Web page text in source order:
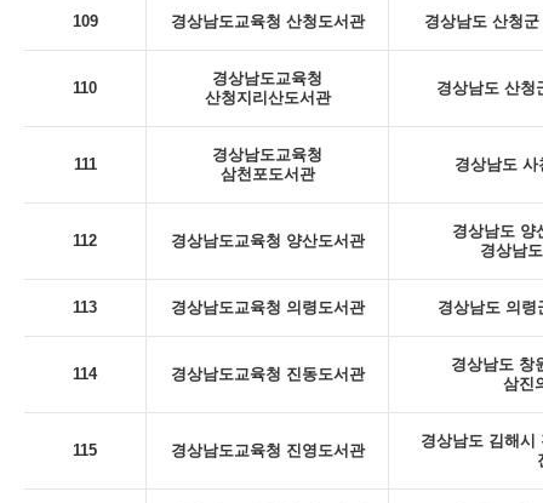
109 경상남도교육청 산청도서관 경상남도 산청
110
경상남도교육청
산청지리산도서관
경상남도 산청
111
경상남도교육청
삼천포도서관
경상남도 사
112 경상남도교육청 양산도서관
경상남도 양
경상남
113 경상남도교육청 의령도서관 경상남도 의령
114 경상남도교육청 진동도서관
경상남도 창
삼진
115 경상남도교육청 진영도서관
경상남도 김해시